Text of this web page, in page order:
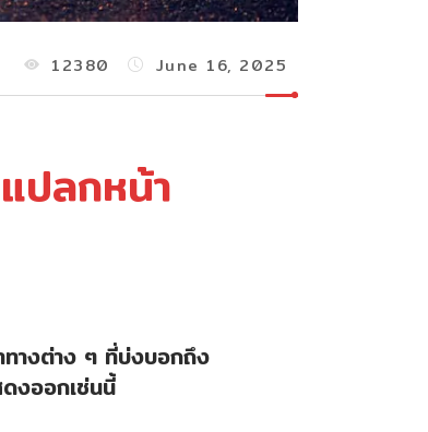
12380 June 16, 2025
ปลกหน้า
ทางต่าง ๆ ที่บ่งบอกถึง
งออกเช่นนี้